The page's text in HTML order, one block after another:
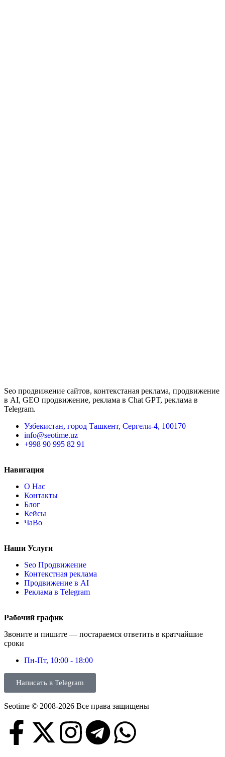
Seo продвижение сайтов, контекстаная реклама, продвижение
в AI, GEO продвижение, реклама в Chat GPT, реклама в
Telegram.
Узбекистан, город Ташкент, Сергели-4, 100170
info@seotime.uz
+998 90 995 82 91
Навигация
О Нас
Контакты
Блог
Кейсы
ЧаВо
Наши Услуги
Seo Продвижение
Контекстная реклама
Продвижение в AI
Реклама в Telegram
Рабочий график
Звоните и пишите — постараемся ответить в кратчайшие
сроки
Пн-Пт, 10:00 - 18:00
Написать в Telegram
Seotime © 2008-2026 Все права защищены